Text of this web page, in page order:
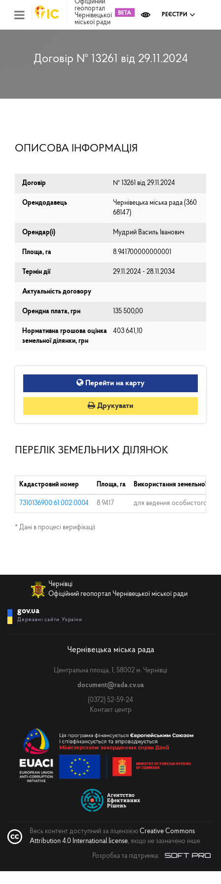
Офіційний
геопортал
Чернівецької
міської ради
РЕЄСТРИ
Договір № 13261 від 29.11.2024
ОПИСОВА ІНФОРМАЦІЯ
Договір № 13261 від 29.11.2024
Орендодавець
Чернівецька міська рада (⁨360
68147⁩)
Орендар(і) Мудрий Василь Іванович
Площа, га 8.941700000000001
Термін дії 29.11.2024 - 28.11.2034
Актуальність договору
Орендна плата, грн 135 500,00
Нормативна грошова оцінка
земельної ділянки, грн
403 641,10
Перейти на карту
Друкувати
ПЕРЕЛІК ЗЕМЕЛЬНИХ ДІЛЯНОК
Кадастровий номер Площа, га Використання земельної
7310136900:61:002:0004 8.9417 для ведення особистого
* Дані в процесі верифікації
Чернівці
Офіційний геопортал Чернівецької міської ради
gov.ua
Державні сайти України
Чернівецька міська рада
Центральна площа, 1, 58002 м. Чернівці
document@rada.cv.ua
(0372) 52-59-24
Контакт центр
Весь контент доступний за ліцензією Creative Commons
Attribution 4.0 International license, якщо не зазначено інше
Розробка та підтримка: